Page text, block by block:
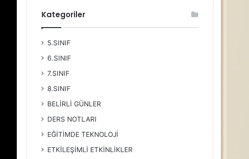
Kategoriler
5.SINIF
6.SINIF
7.SINIF
8.SINIF
BELİRLİ GÜNLER
DERS NOTLARI
EĞİTİMDE TEKNOLOJİ
ETKİLEŞİMLİ ETKİNLİKLER